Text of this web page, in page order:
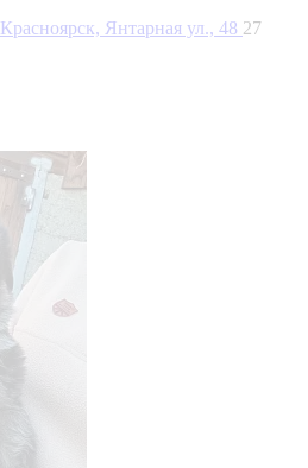
Красноярск, Янтарная ул., 48 27